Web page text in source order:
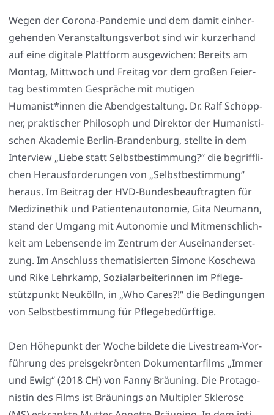
Wegen der Coro­na-Pan­de­mie und dem damit ein­her­
ge­hen­den Ver­an­stal­tungs­ver­bot sind wir kur­zer­hand
auf eine digi­ta­le Platt­form aus­ge­wi­chen: Bereits am
Mon­tag, Mitt­woch und Frei­tag vor dem gro­ßen Fei­er­
tag bestimm­ten Gesprä­che mit muti­gen
Humanist*innen die Abend­ge­stal­tung. Dr. Ralf Schöpp­
ner, prak­ti­scher Phi­lo­soph und Direk­tor der Huma­nis­ti­
schen Aka­de­mie Ber­lin-Bran­den­burg, stell­te in dem
Inter­view „Lie­be statt Selbst­be­stim­mung?“ die begriff­li­
chen Her­aus­for­de­run­gen von „Selbst­be­stim­mung“
her­aus. Im Bei­trag der HVD-Bun­des­be­auf­trag­ten für
Medi­zin­ethik und Pati­en­ten­au­to­no­mie, Gita Neu­mann,
stand der Umgang mit Auto­no­mie und Mit­mensch­lich­
keit am Lebens­en­de im Zen­trum der Aus­ein­an­der­set­
zung. Im Anschluss the­ma­ti­sier­ten Simo­ne Kosche­wa
und Rike Lehr­kamp, Sozi­al­ar­bei­te­rin­nen im Pfle­ge­
stütz­punkt Neu­kölln, in „Who Cares?!“ die Bedin­gun­gen
von Selbst­be­stim­mung für Pfle­ge­be­dürf­ti­ge.
Den Höhe­punkt der Woche bil­de­te die Live­stream-Vor­
füh­rung des preis­ge­krön­ten Doku­men­tar­films „Immer
und Ewig“ (2018 CH) von Fan­ny Bräu­ning. Die Prot­ago­
nis­tin des Films ist Bräu­nings an Mul­ti­pler Skle­ro­se